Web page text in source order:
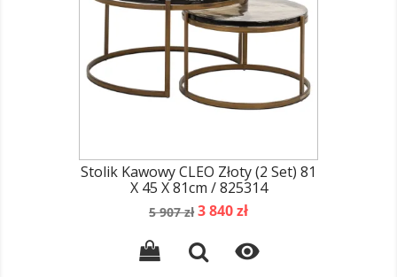
Stolik Kawowy CLEO Złoty (2 Set) 81
X 45 X 81cm / 825314
Cena
5 907 zł Cena
3 840 zł
